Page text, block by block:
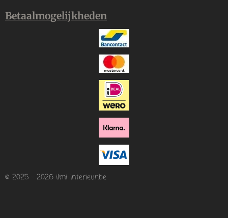
Betaalmogelijkheden
© 2025 - 2026 ilmi-interieur.be